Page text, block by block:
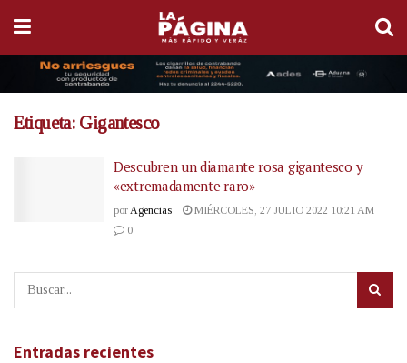
Etiqueta: Gigantesco
Descubren un diamante rosa gigantesco y
«extremadamente raro»
por Agencias
MIÉRCOLES, 27 JULIO 2022 10:21 AM
0
Entradas recientes